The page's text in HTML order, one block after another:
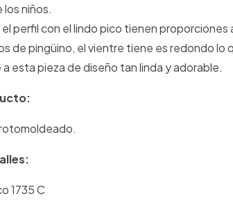
niños.
perfil con el lindo pico tienen
de pingüino, el vientre tiene es redondo lo
esta pieza de diseño tan linda y adorable.
1735 C